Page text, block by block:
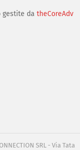
da theCoreAdv
SRL - Via Tata